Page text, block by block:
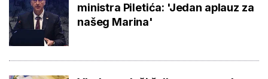
ministra Piletića: 'Jedan aplauz za
našeg Marina'